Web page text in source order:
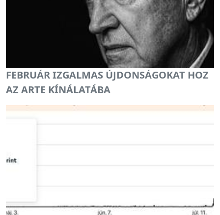
FEBRUÁR IZGALMAS ÚJDONSÁGOKAT HOZ
AZ ARTE KÍNÁLATÁBA